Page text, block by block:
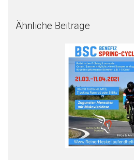
Ähnliche Beiträge